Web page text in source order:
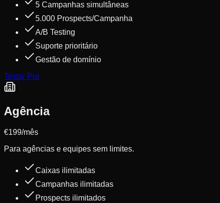
5 Campanhas simultâneas
5.000 Prospects/Campanha
A/B Testing
Suporte prioritário
Gestão de domínio
Testar Pro
Agência
€199/mês
Para agências e equipes sem limites.
Caixas ilimitadas
Campanhas ilimitadas
Prospects ilimitados